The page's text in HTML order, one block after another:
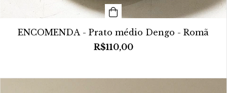
ENCOMENDA - Prato médio Dengo - Romã
R$110,00